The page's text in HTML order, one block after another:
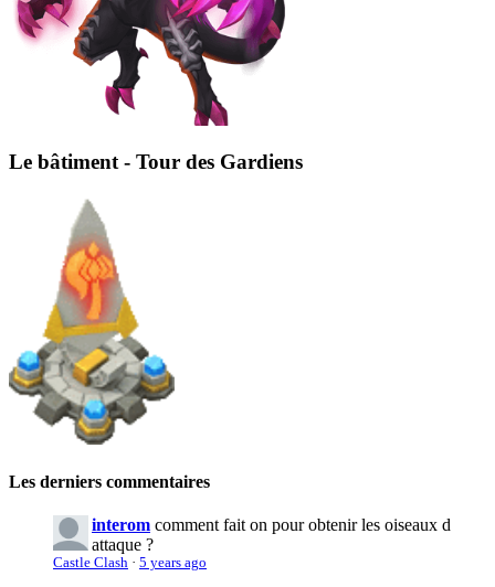
Le bâtiment - Tour des Gardiens
Les derniers commentaires
interom comment fait on pour obtenir les oiseaux d
attaque ?
Castle Clash · 5 years ago